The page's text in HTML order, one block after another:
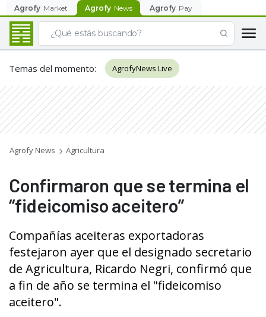
Agrofy Market Agrofy News Agrofy Pay
Temas del momento: AgrofyNews Live
Agrofy News Agricultura
Confirmaron que se termina el
“fideicomiso aceitero”
Compañías aceiteras exportadoras
festejaron ayer que el designado secretario
de Agricultura, Ricardo Negri, confirmó que
a fin de año se termina el "fideicomiso
aceitero".